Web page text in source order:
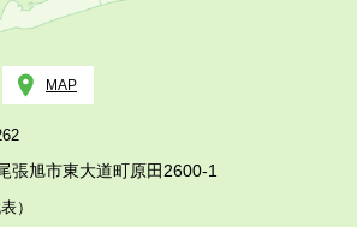
MAP
張旭市東大道町原田2600-1
）